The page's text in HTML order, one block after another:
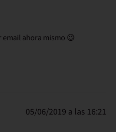
ahora mismo 😉
05/06/2019 a las 16:21